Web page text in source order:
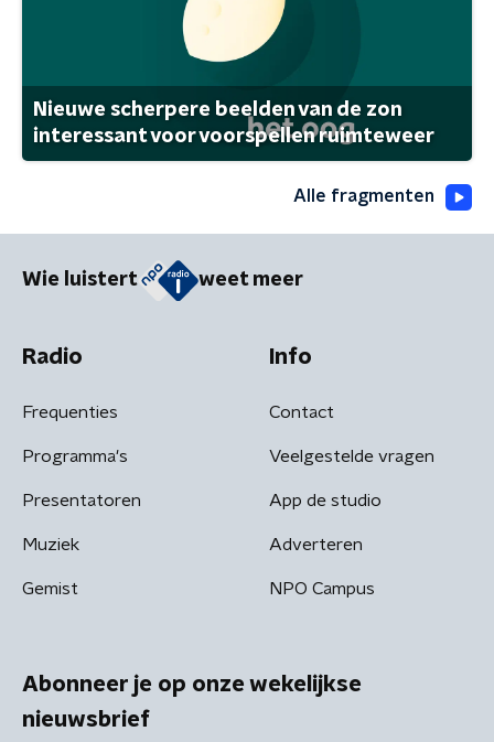
Nieuwe scherpere beelden van de zon
interessant voor voorspellen ruimteweer
Alle fragmenten
Wie luistert weet meer
Radio
Frequenties
Programma's
Presentatoren
Muziek
Gemist
Info
Contact
Veelgestelde vragen
App de studio
Adverteren
NPO Campus
Abonneer je op onze wekelijkse
nieuwsbrief